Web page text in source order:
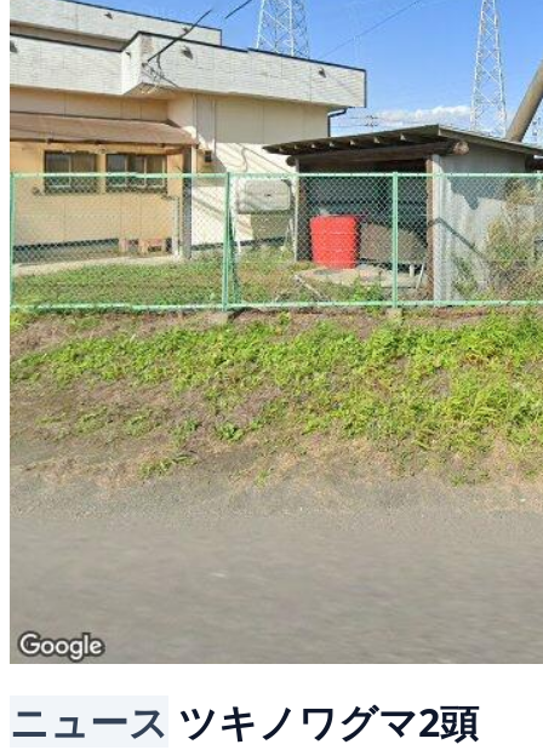
ニュース ツキノワグマ2頭